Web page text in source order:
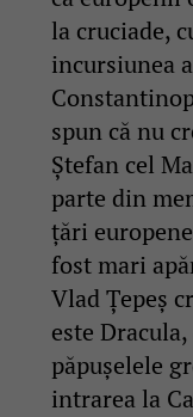
la cruciade,
incursiunea
spun că nu
Ștefan cel
parte din
țări
fost mari
Vlad Țepeș
este
păpușelele
intrarea la